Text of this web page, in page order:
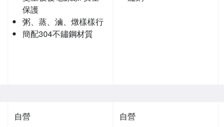
保護
粥、蒸、滷、燉樣樣行
簡配304不鏽鋼材質
自營 自營